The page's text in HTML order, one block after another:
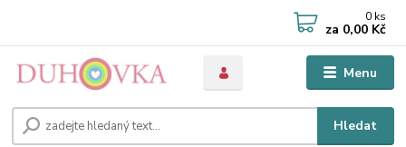
Menu
Hledat
0 ks
za 0,00 Kč